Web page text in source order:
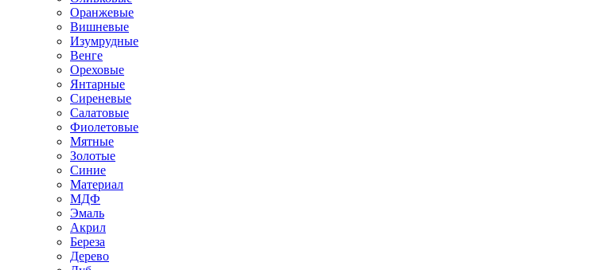
Оранжевые
Вишневые
Изумрудные
Венге
Ореховые
Янтарные
Сиреневые
Салатовые
Фиолетовые
Мятные
Золотые
Синие
Материал
МДФ
Эмаль
Акрил
Береза
Дерево